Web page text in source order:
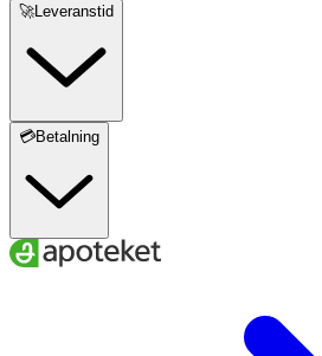
🚀Leveranstid
💳Betalning